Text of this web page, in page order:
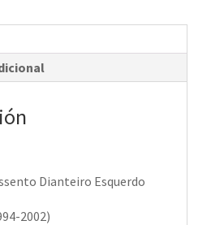
Dianteiro Esquerdo
2002)